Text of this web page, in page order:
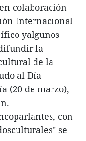
colaboración
Internacional
yalgunos
la
de la
al Día
(20 de marzo),
con
se